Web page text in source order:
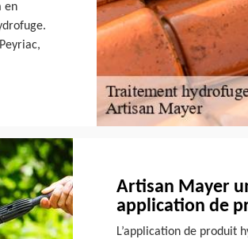
en
Artisan Mayer
application de
L’application de produit